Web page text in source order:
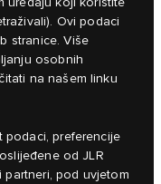
Ovi podaci
stranice. Više
osobnih
na našem linku
preferencije
od JLR
pod uvjetom